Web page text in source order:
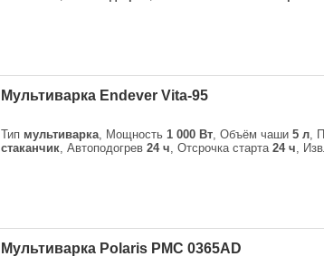
Мультиварка Endever Vita-95
Тип мультиварка, Мощность 1 000 Вт, Объём чаши 5 л,
стаканчик, Автоподогрев 24 ч, Отсрочка старта 24 ч,
Мультиварка Polaris PMC 0365AD